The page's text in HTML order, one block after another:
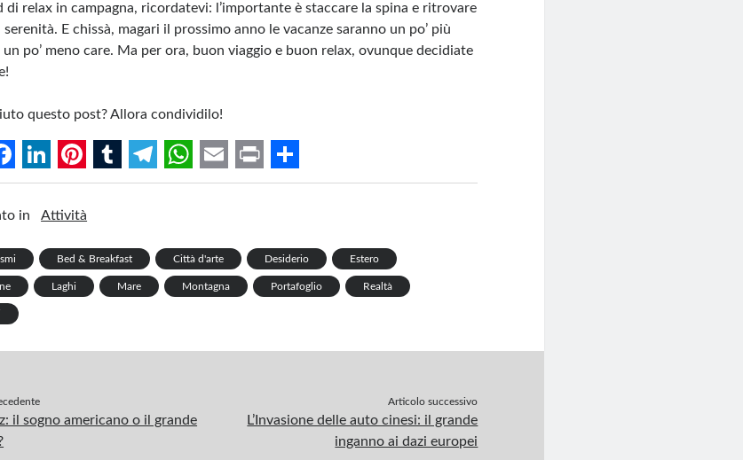
di relax in campagna, ricordatevi: l’importante è staccare la spina e ritrovare
serenità. E chissà, magari il prossimo anno le vacanze saranno un po’ più
un po’ meno care. Ma per ora, buon viaggio e buon relax, ovunque decidiate
questo post? Allora condividilo!
L
i
k
e
I
P
i
t
e
e
T
b
l
T
e
g
a
W
t
s
p
E
i
l
P
n
t
S
r
e
in Attività
Bed & Breakfast Città d'arte Desiderio Estero
Laghi Mare Montagna Portafoglio Realtà
il sogno americano o il grande
Articolo successivo
L’Invasione delle auto cinesi: il grande
inganno ai dazi europei